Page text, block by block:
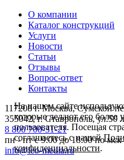
О компании
Каталог конструкций
Услуги
Новости
Статьи
Отзывы
Вопрос-ответ
Контакты
117208 г. Москва, Сумской
355042, г. Ставрополь,
8 800 700-31-21
пн - пт с 9:00 до 18:00 по мск
info@leo-media.ru
На нашем сайте
которые делают его более
пользователя. Посещая
соглашаетесь с нашей
конфиденциальности.